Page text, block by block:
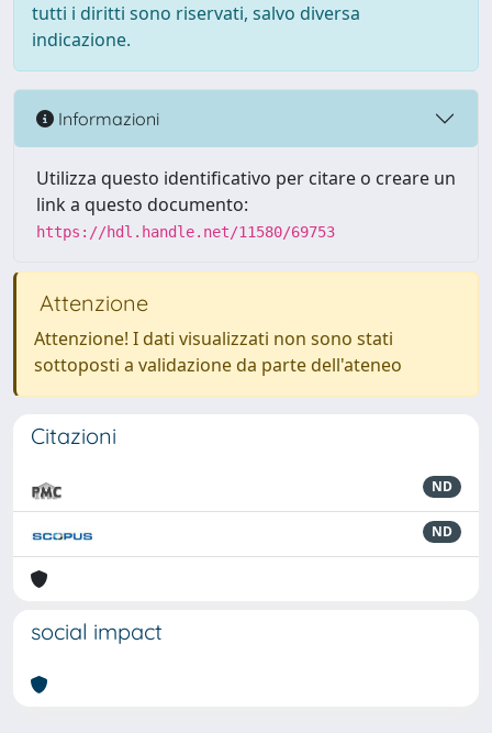
tutti i diritti sono riservati, salvo diversa
indicazione.
Informazioni
Utilizza questo identificativo per citare o creare un
link a questo documento:
https://hdl.handle.net/11580/69753
Attenzione
Attenzione! I dati visualizzati non sono stati
sottoposti a validazione da parte dell'ateneo
Citazioni
ND
ND
social impact